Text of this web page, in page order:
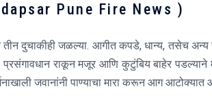
Pune Fire News )
दुचाकीही जळल्या. आगीत कपडे, धान्य, तसेच अन्य
प्रसंगावधान राकून मजूर आणि कुटुंबिय बाहेर पडल्याने
जवानांनी पाण्याचा मारा करून आग